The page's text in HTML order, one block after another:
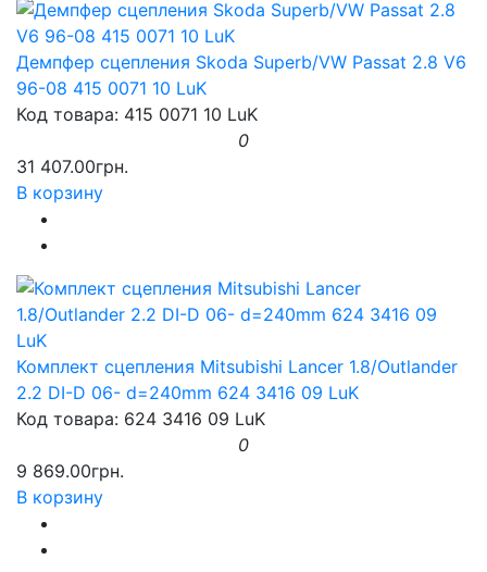
Демпфер сцепления Skoda Superb/VW Passat 2.8 V6
96-08 415 0071 10 LuK
Код товара: 415 0071 10 LuK
0
31 407.00грн.
В корзину
Комплект сцепления Mitsubishi Lancer 1.8/Outlander
2.2 DI-D 06- d=240mm 624 3416 09 LuK
Код товара: 624 3416 09 LuK
0
9 869.00грн.
В корзину